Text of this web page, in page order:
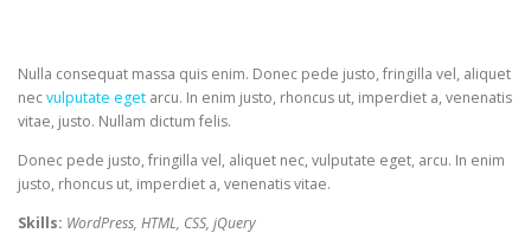
Nulla consequat massa quis enim. Donec pede justo, fringilla vel, aliquet
necvulputate eget arcu. In enim justo, rhoncus ut, imperdiet a, venenatis
vitae, justo. Nullam dictum felis.
Donec pede justo, fringilla vel, aliquet nec, vulputate eget, arcu. In enim
justo, rhoncus ut, imperdiet a, venenatis vitae.
Skills: WordPress, HTML, CSS, jQuery